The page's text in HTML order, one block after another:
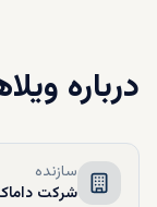
درباره
سازنده
شرکت